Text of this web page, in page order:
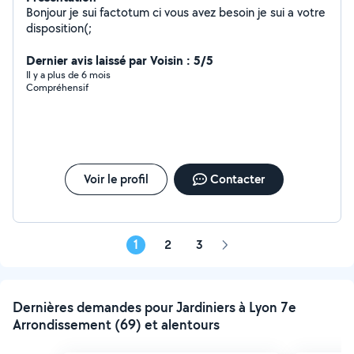
Bonjour je sui factotum ci vous avez besoin je sui a votre
disposition(;
Dernier avis laissé par Voisin : 5/5
Il y a plus de 6 mois
Compréhensif
Voir le profil Contacter
1 2 3 Page
Dernières demandes pour Jardiniers à Lyon 7e
Arrondissement (69) et alentours